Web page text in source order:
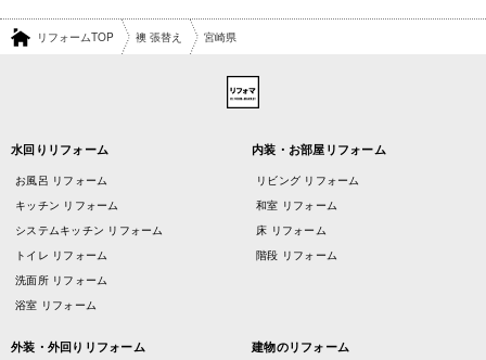
リフォームTOP 襖 張替え 宮崎県
水回りリフォーム
お風呂 リフォーム
キッチン リフォーム
システムキッチン リフォーム
トイレ リフォーム
洗面所 リフォーム
浴室 リフォーム
内装・お部屋リフォーム
リビング リフォーム
和室 リフォーム
床 リフォーム
階段 リフォーム
外装・外回りリフォーム 建物のリフォーム